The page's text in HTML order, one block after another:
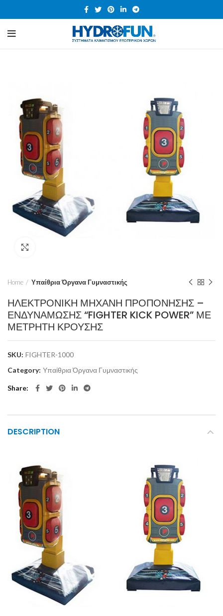
Home Υπαίθρια Όργανα Γυμναστικής
ΗΛΕΚΤΡΟΝΙΚΗ ΜΗΧΑΝΗ ΠΡΟΠΟΝΗΣΗΣ –
ΕΝΔΥΝΑΜΩΣΗΣ “FIGHTER KICK POWER” ΜΕ
ΜΕΤΡΗΤΗ ΚΡΟΥΣΗΣ
SKU: FIGHTER-1000
Category: Υπαίθρια Όργανα Γυμναστικής
Share
DESCRIPTION